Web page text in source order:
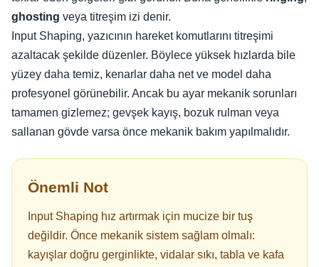
ghosting veya titreşim izi denir.
Input Shaping, yazıcının hareket komutlarını titreşimi
azaltacak şekilde düzenler. Böylece yüksek hızlarda bile
yüzey daha temiz, kenarlar daha net ve model daha
profesyonel görünebilir. Ancak bu ayar mekanik sorunları
tamamen gizlemez; gevşek kayış, bozuk rulman veya
sallanan gövde varsa önce mekanik bakım yapılmalıdır.
Önemli Not
Input Shaping hız artırmak için mucize bir tuş
değildir. Önce mekanik sistem sağlam olmalı:
kayışlar doğru gerginlikte, vidalar sıkı, tabla ve kafa